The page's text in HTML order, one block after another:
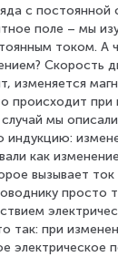
с постоянной
поле – мы
током. А
Скорость
изменяется
происходит при
мы
индукцию:
как
вызывает
просто
так: при
электрическое